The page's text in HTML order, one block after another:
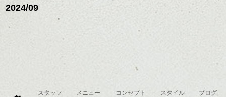
2024/09
スタッフ メニュー コンセプト スタイル ブログ